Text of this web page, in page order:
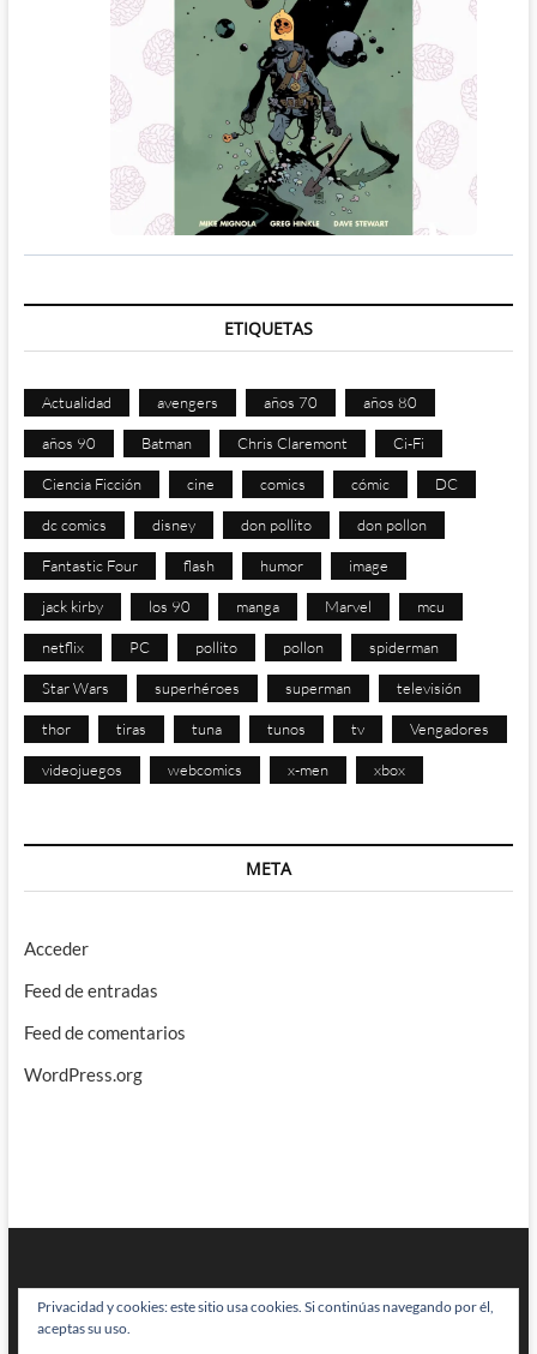
ETIQUETAS
Actualidad avengers años 70 años 80
años 90 Batman Chris Claremont Ci-Fi
Ciencia Ficción cine comics cómic DC
dc comics disney don pollito don pollon
Fantastic Four flash humor image
jack kirby los 90 manga Marvel mcu
netflix PC pollito pollon spiderman
Star Wars superhéroes superman televisión
thor tiras tuna tunos tv Vengadores
videojuegos webcomics x-men xbox
META
Acceder
Feed de entradas
Feed de comentarios
WordPress.org
Privacidad y cookies: este sitio usa cookies. Si continúas navegando por él,
aceptas su uso.